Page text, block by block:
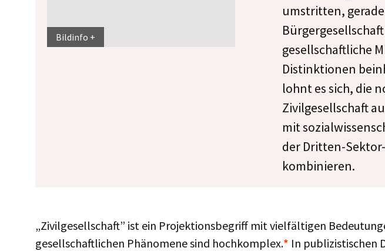
Bildinfo
umstritten,
gesellschaftliche
Distinktionen
lohnt es sich, die
Zivilgesellschaft
mit
der Dritten-
kombinieren.
„Zivilgesellschaft” ist ein Projektionsbegriff mit vielfältigen
gesellschaftlichen Phänomene sind hochkomplex.* In publizistischen